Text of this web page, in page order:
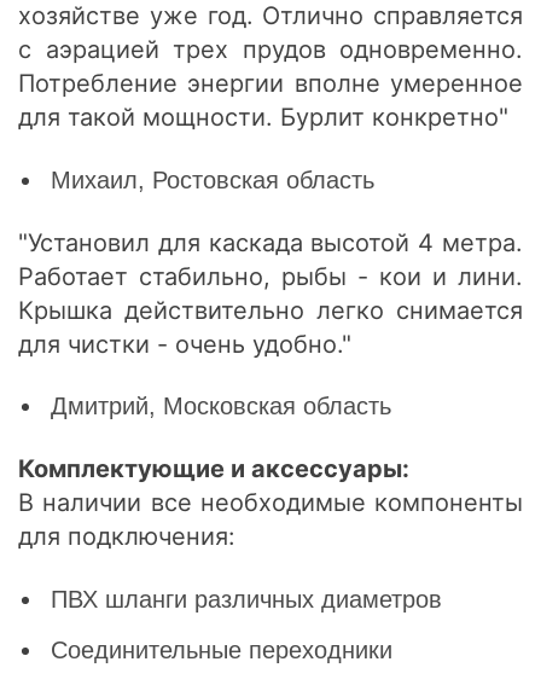
хозяйстве уже год. Отлично справляется
с аэрацией трех прудов одновременно.
Потребление энергии вполне умеренное
для такой мощности. Бурлит конкретно"
Михаил, Ростовская область
"Установил для каскада высотой 4 метра.
Работает стабильно, рыбы - кои и лини.
Крышка действительно легко снимается
для чистки - очень удобно."
Дмитрий, Московская область
Комплектующие и аксессуары:
В наличии все необходимые компоненты
для подключения:
ПВХ шланги различных диаметров
Соединительные переходники